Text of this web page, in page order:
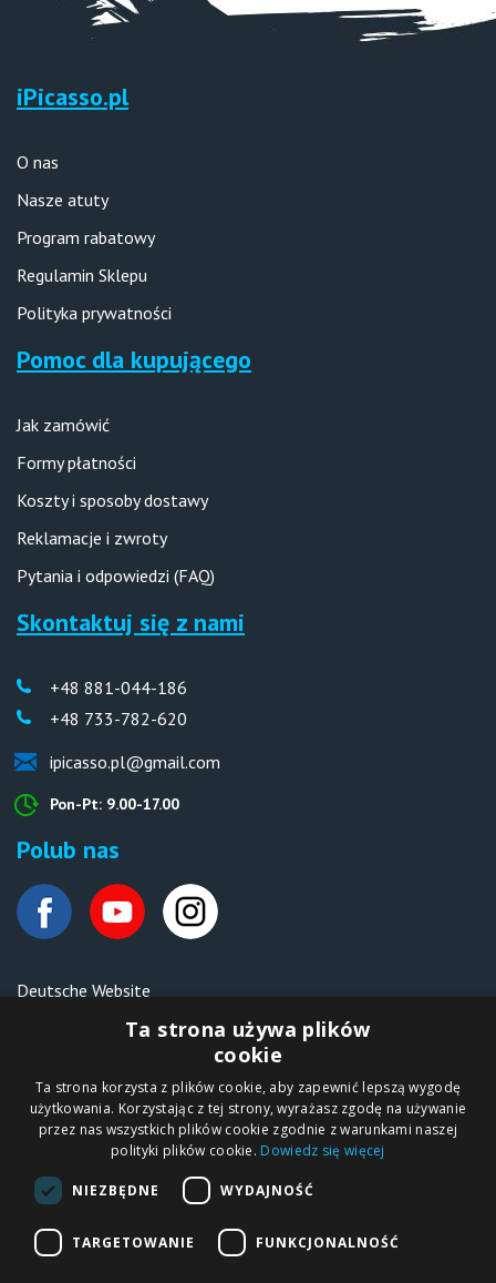
iPicasso.pl
O nas
Nasze atuty
Program rabatowy
Regulamin Sklepu
Polityka prywatności
Pomoc dla kupującego
Jak zamówić
Formy płatności
Koszty i sposoby dostawy
Reklamacje i zwroty
Pytania i odpowiedzi (FAQ)
Skontaktuj się z nami
+48 881-044-186
+48 733-782-620
ipicasso.pl@gmail.com
Pon-Pt: 9.00-17.00
Polub nas
Deutsche Website
Malen nach Zahlen Ipicasso.de
Copyright © 2012-2026
Sklep internetowy
iPICASSO.PL
Malowanie po
numerach – zbliż
się do świata sztuki!
IPICASSO Sp. z o.o.
ul. Słoneczna 194,
05-506 Kolonia
NIP 1231355620 KRS
0000680650
Ta strona używa plików
cookie
Ta strona korzysta z plików cookie, aby zapewnić lepszą wygodę
użytkowania. Korzystając z tej strony, wyrażasz zgodę na używanie
przez nas wszystkich plików cookie zgodnie z warunkami naszej
polityki plików cookie. Dowiedz się więcej
NIEZBĘDNE WYDAJNOŚĆ
TARGETOWANIE FUNKCJONALNOŚĆ